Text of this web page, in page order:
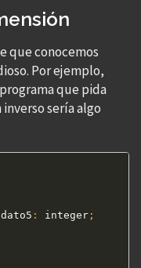
que conocemos
Por ejemplo,
que pida
sería algo
dato5 : integer ;